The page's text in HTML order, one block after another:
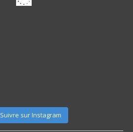
Suivre sur Instagram